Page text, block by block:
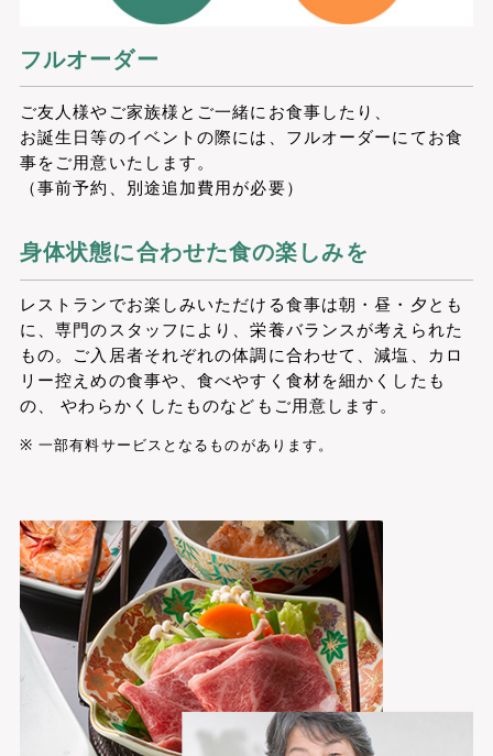
フルオーダー
ご友人様やご家族様とご一緒にお食事したり、
お誕生日等のイベントの際には、フルオーダーにてお食
事をご用意いたします。
（事前予約、別途追加費用が必要）
身体状態に合わせた食の楽しみを
レストランでお楽しみいただける食事は朝・昼・夕とも
に、専門のスタッフにより、栄養バランスが考えられた
もの。ご入居者それぞれの体調に合わせて、減塩、カロ
リー控えめの食事や、食べやすく食材を細かくしたも
の、 やわらかくしたものなどもご用意します。
一部有料サービスとなるものがあります。